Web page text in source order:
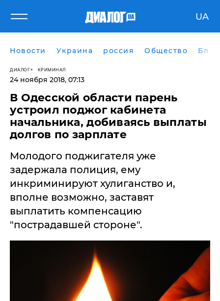
UA
Новости Украина россия Общество
ДИАЛОГ КРИМИНАЛ
24 ноября 2018, 07:13
В Одесской области парень
устроил поджог кабинета
начальника, добиваясь выплаты
долгов по зарплате
Молодого поджигателя уже
задержала полиция, ему
инкриминируют хулиганство и,
вполне возможно, заставят
выплатить компенсацию
"пострадавшей стороне".